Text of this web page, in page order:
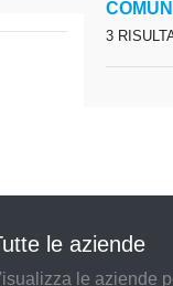
3
le aziende
le aziende